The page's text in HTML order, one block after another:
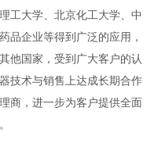
工大学、北京化工大学、中
品企业等得到广泛的应用，
他国家，受到广大客户的认
技术与销售上达成长期合作
商，进一步为客户提供全面